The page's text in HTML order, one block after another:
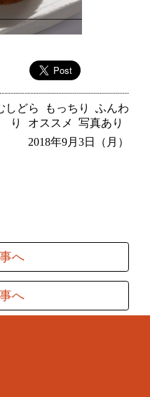
しどら もっちり
ふんわ
り
オススメ
写真あり
2018年9月3日（月）
へ
へ